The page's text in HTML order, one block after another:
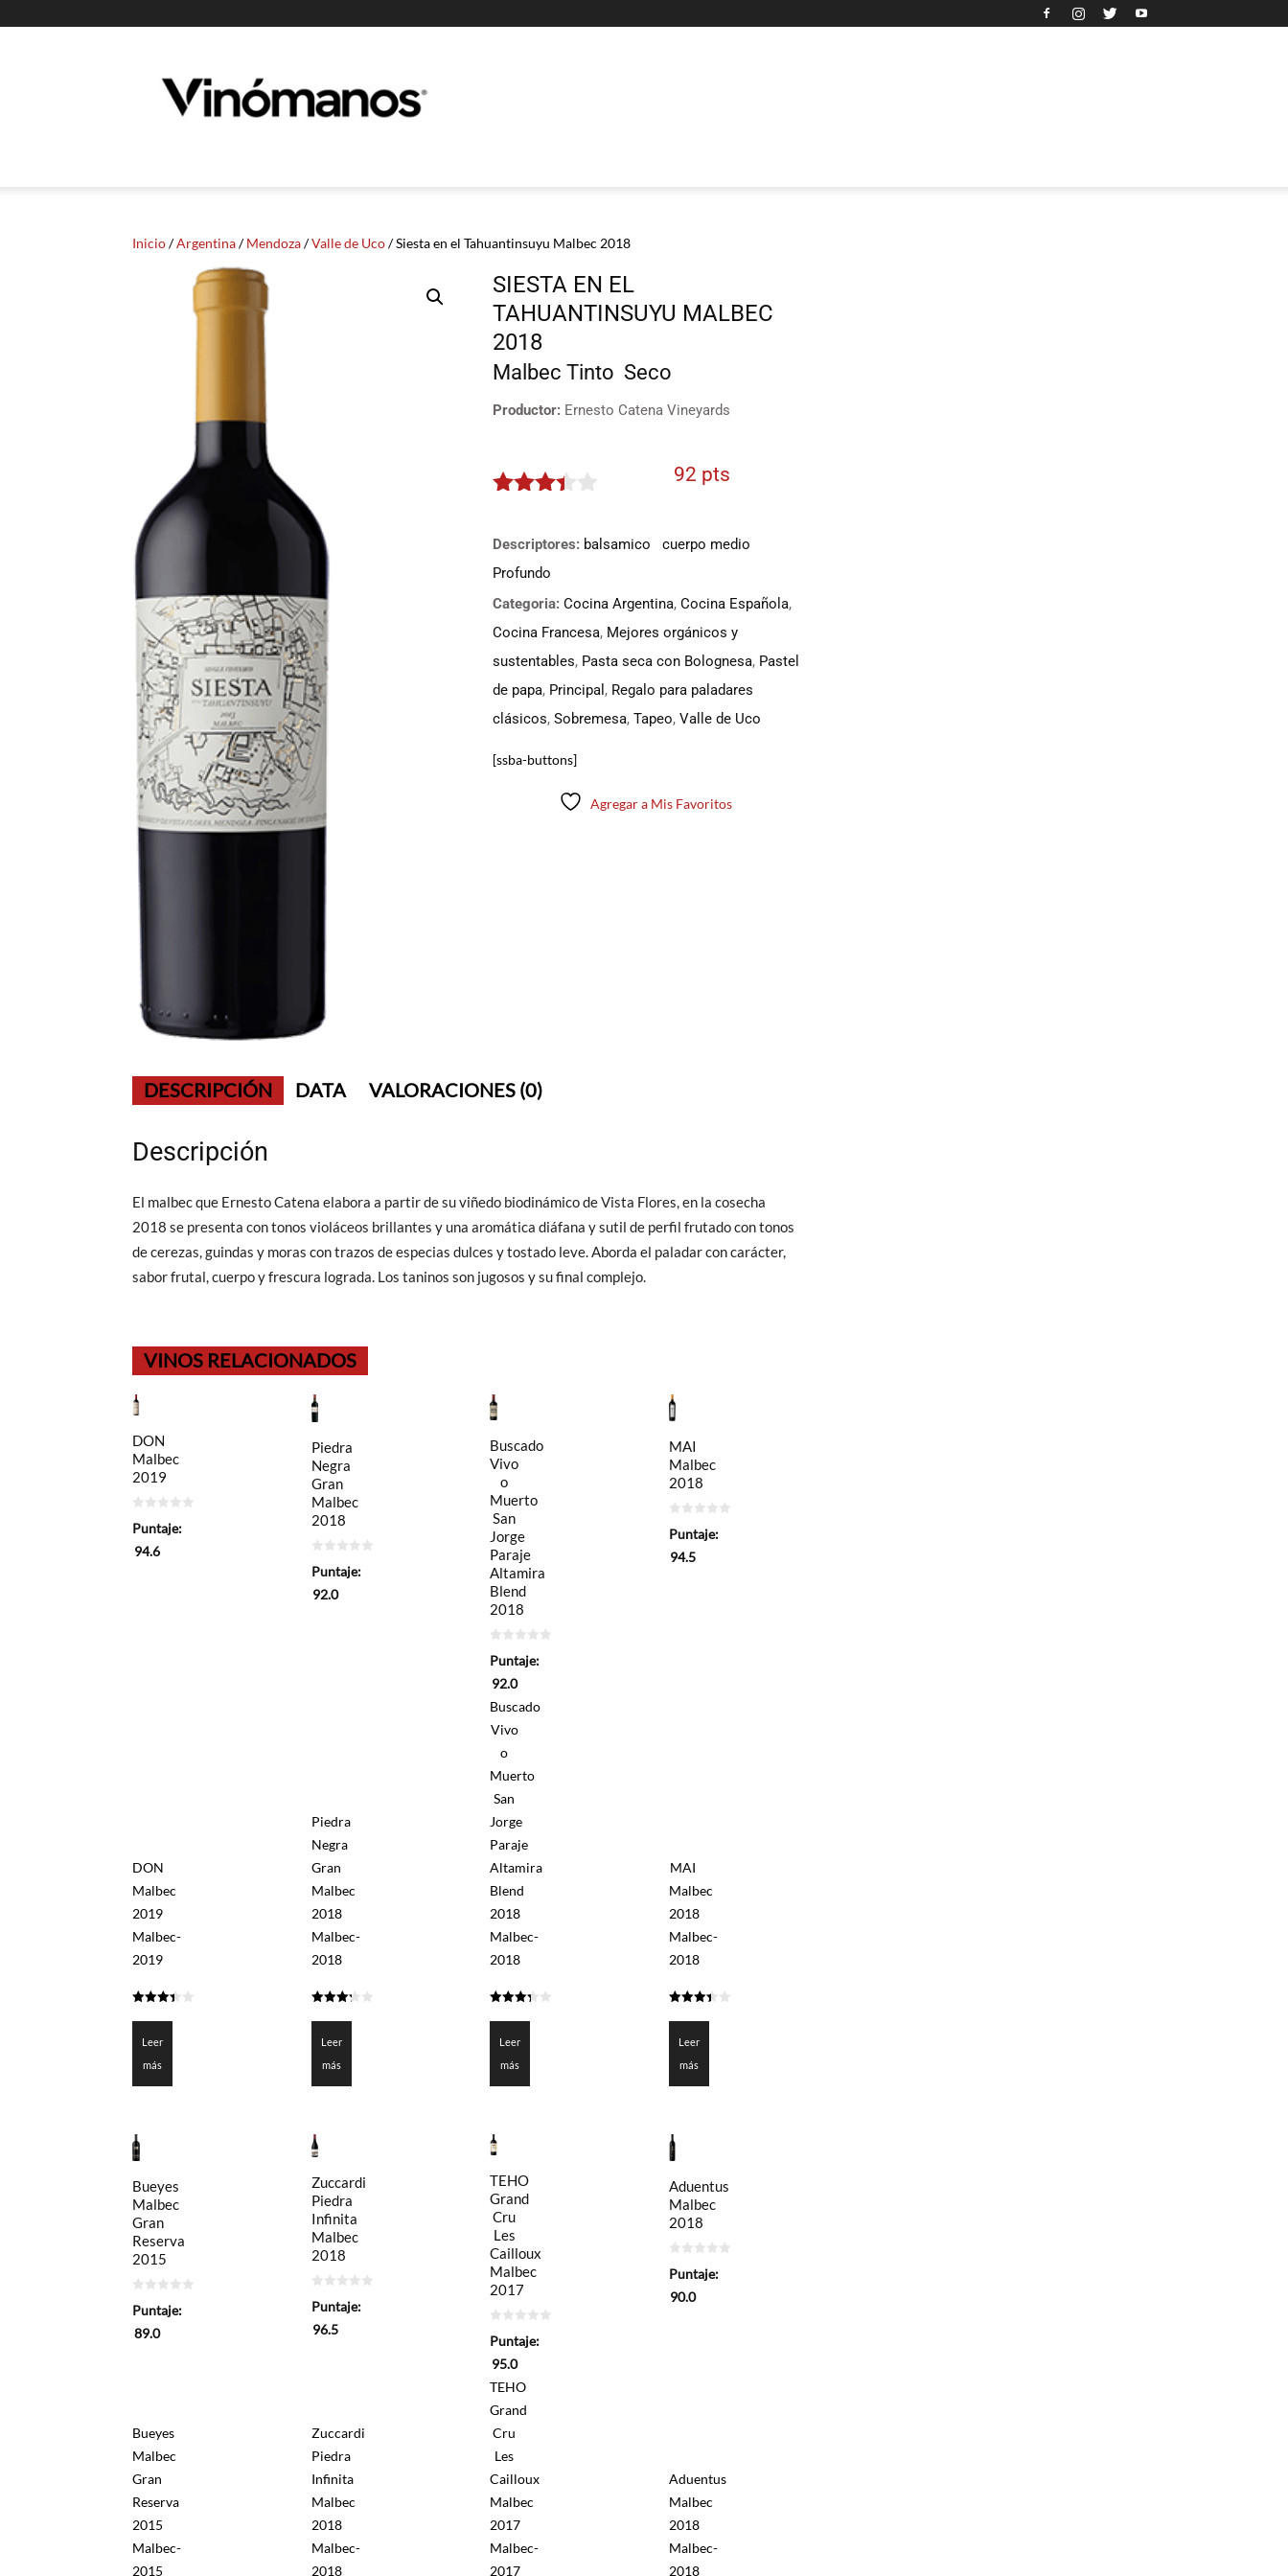
Vinomanos
Inicio/Argentina/Mendoza/Valle de Uco/ Siesta en el Tahuantinsuyu Malbec 2018
SIESTA EN EL
TAHUANTINSUYU MALBEC
2018
Malbec Tinto Seco
Productor: Ernesto Catena Vineyards
92 pts
Descriptores: balsamico
cuerpo medio
Profundo
Categoria: Cocina Argentina, Cocina Española,
Cocina Francesa, Mejores orgánicos y
sustentables, Pasta seca con Bolognesa, Pastel
de papa, Principal , Regalo para paladares
clásicos, Sobremesa, Tapeo, Valle de Uco
[ssba-buttons]
Agregar a Mis Favoritos
DESCRIPCIÓN DATA VALORACIONES (0)
Descripción
El malbec que Ernesto Catena elabora a partir de su viñedo biodinámico de Vista Flores, en la cosecha
2018 se presenta con tonos violáceos brillantes y una aromática diáfana y sutil de perfil frutado con tonos
de cerezas, guindas y moras con trazos de especias dulces y tostado leve. Aborda el paladar con carácter,
sabor frutal, cuerpo y frescura lograda. Los taninos son jugosos y su final complejo.
VINOS RELACIONADOS
DON
Malbec
2019
de
Puntaje:
94.6
DON
Malbec
2019
Malbec-
2019
de 5
Leer
más
Piedra
Negra
Gran
Malbec
2018
de
Puntaje:
92.0
Piedra
Negra
Gran
Malbec
2018
Malbec-
2018
de 5
Leer
más
Buscado
Vivo
o
Muerto
San
Jorge
Paraje
Altamira
Blend
2018
de
Puntaje:
92.0
Buscado
Vivo
o
Muerto
San
Jorge
Paraje
Altamira
Blend
2018
Malbec-
2018
de 5
Leer
más
MAI
Malbec
2018
de
Puntaje:
94.5
MAI
Malbec
2018
Malbec-
2018
de 5
Leer
más
Bueyes
Malbec
Gran
Reserva
2015
de
Puntaje:
89.0
Bueyes
Malbec
Gran
Reserva
2015
Malbec-
2015
Zuccardi
Piedra
Infinita
Malbec
2018
de
Puntaje:
96.5
Zuccardi
Piedra
Infinita
Malbec
2018
Malbec-
2018
TEHO
Grand
Cru
Les
Cailloux
Malbec
2017
de
Puntaje:
95.0
TEHO
Grand
Cru
Les
Cailloux
Malbec
2017
Malbec-
2017
Aduentus
Malbec
2018
de
Puntaje:
90.0
Aduentus
Malbec
2018
Malbec-
2018